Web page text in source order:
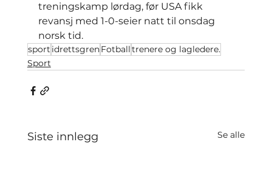
treningskamp lørdag, før USA fikk
revansj med 1-0-seier natt til onsdag
norsk tid.
sport idrettsgrenFotballtrenere og lagledere.
Sport
Siste innlegg Se alle